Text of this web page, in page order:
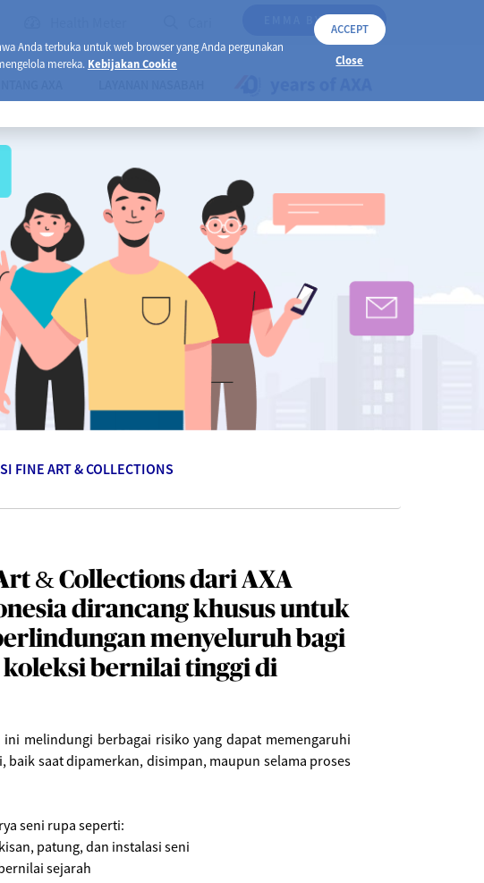
Anda terbuka untuk web browser yang Anda pergunakan
mereka. Kebijakan Cookie
ACCEPT
Close
EMMA BY AXA
FINE ART & COLLECTIONS
& Collections dari AXA
dirancang khusus untuk
menyeluruh bagi
koleksi bernilai tinggi di
melindungi berbagai risiko yang dapat memengaruhi
baik saat dipamerkan, disimpan, maupun selama proses
seni rupa seperti:
patung, dan instalasi seni
sejarah